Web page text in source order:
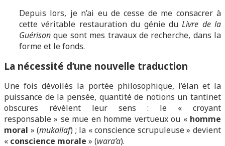
Depuis lors, je n’ai eu de cesse de me consacrer à
cette véritable restauration du génie duLivre de la
Guérison que sont mes travaux de recherche, dans la
forme et le fonds.
La nécessité d’une nouvelle traduction
Une fois dévoilés la portée philosophique, l’élan et la
puissance de la pensée, quantité de notions un tantinet
obscures révèlent leur sens : le « croyant
responsable » se mue en homme vertueux ou « homme
moral » (mukallaf) ; la « conscience scrupuleuse » devient
« conscience morale » (wara’a).